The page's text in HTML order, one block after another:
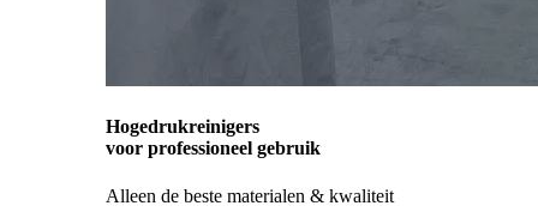
Hogedrukreinigers
voor professioneel gebruik
Alleen de beste materialen & kwaliteit